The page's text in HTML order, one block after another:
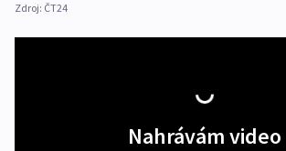
Zdroj: ČT24
Nahrávám video